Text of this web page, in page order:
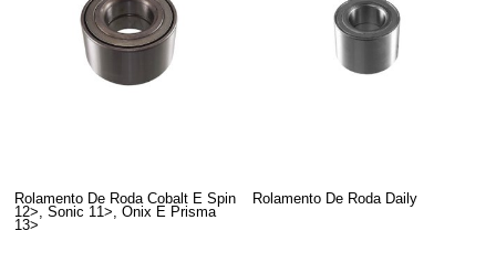
Rolamento De Roda Cobalt E Spin
12>, Sonic 11>, Onix E Prisma
13>
Rolamento De Roda Daily